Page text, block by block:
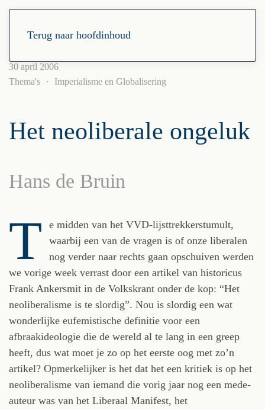
Terug naar hoofdinhoud
30 april 2006
Thema's
Imperialisme en Globalisering
Het neoliberale ongeluk
Hans de Bruin
T
e midden van het VVD-lijsttrekkerstumult,
waarbij een van de vragen is of onze liberalen
nog verder naar rechts gaan opschuiven werden
we vorige week verrast door een artikel van historicus
Frank Ankersmit in de Volkskrant onder de kop: “Het
neoliberalisme is te slordig”. Nou is slordig een wat
wonderlijke eufemistische definitie voor een
afbraakideologie die de wereld al te lang in een greep
heeft, dus wat moet je zo op het eerste oog met zo’n
artikel? Opmerkelijker is het dat het een kritiek is op het
neoliberalisme van iemand die vorig jaar nog een mede-
auteur was van het Liberaal Manifest, het